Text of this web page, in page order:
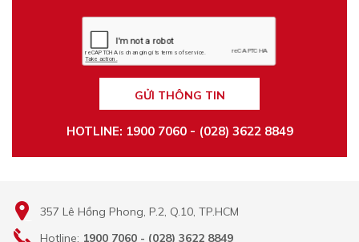
GỬI THÔNG TIN
HOTLINE: 1900 7060 - (028) 3622 8849
357 Lê Hồng Phong, P.2, Q.10, TP.HCM
Hotline: 1900 7060 - (028) 3622 8849